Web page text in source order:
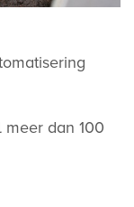
dan 100